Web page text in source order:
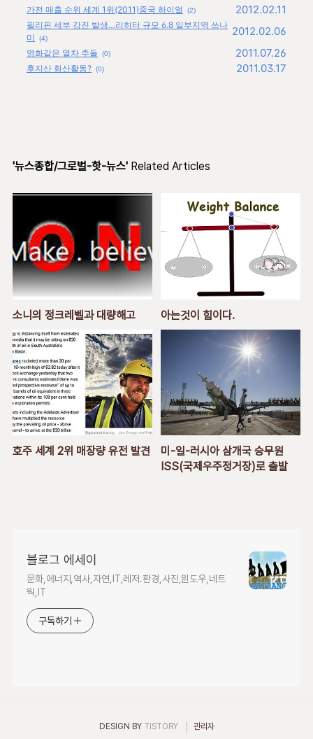
가전 매출 순위 세계 1위(2011)중국 하이얼 (2) 2012.02.11
필리핀 세부 강진 발생…리히터 규모 6.8 일부지역 쓰나
미
(4)
2012.02.06
영화같은 열차 추돌 (0) 2011.07.26
후지산 화산활동? (0) 2011.03.17
'뉴스종합/그로벌-핫-뉴스' Related Articles
소니의 정크레벨과 대량해고 아는것이 힘이다.
호주 세계 2위 매장량 유전 발견
미-일-러시아 삼개국 승무원
ISS(국제우주정거장)로 출발
블로그 에세이
문화,에너지,역사,자연,IT,레저.환경,사진,윈도우,네트
웍,IT
구독하기
DESIGN BY TISTORY 관리자